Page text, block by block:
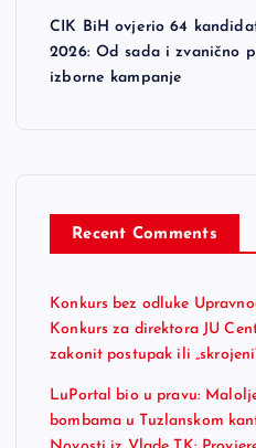
CIK BiH ovjerio 64
2026: Od sada i zvanično
izborne kampanje
Recent Comments
Konkurs bez odluke
Konkurs za direktora JU
zakonit postupak ili
LuPortal bio u pravu:
bombama u Tuzlanskom